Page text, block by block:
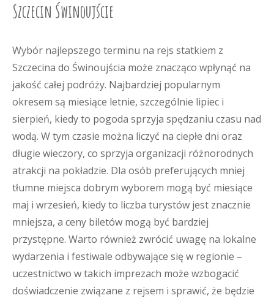
Szczecin Świnoujście
Wybór najlepszego terminu na rejs statkiem z
Szczecina do Świnoujścia może znacząco wpłynąć na
jakość całej podróży. Najbardziej popularnym
okresem są miesiące letnie, szczególnie lipiec i
sierpień, kiedy to pogoda sprzyja spędzaniu czasu nad
wodą. W tym czasie można liczyć na ciepłe dni oraz
długie wieczory, co sprzyja organizacji różnorodnych
atrakcji na pokładzie. Dla osób preferujących mniej
tłumne miejsca dobrym wyborem mogą być miesiące
maj i wrzesień, kiedy to liczba turystów jest znacznie
mniejsza, a ceny biletów mogą być bardziej
przystępne. Warto również zwrócić uwagę na lokalne
wydarzenia i festiwale odbywające się w regionie –
uczestnictwo w takich imprezach może wzbogacić
doświadczenie związane z rejsem i sprawić, że będzie